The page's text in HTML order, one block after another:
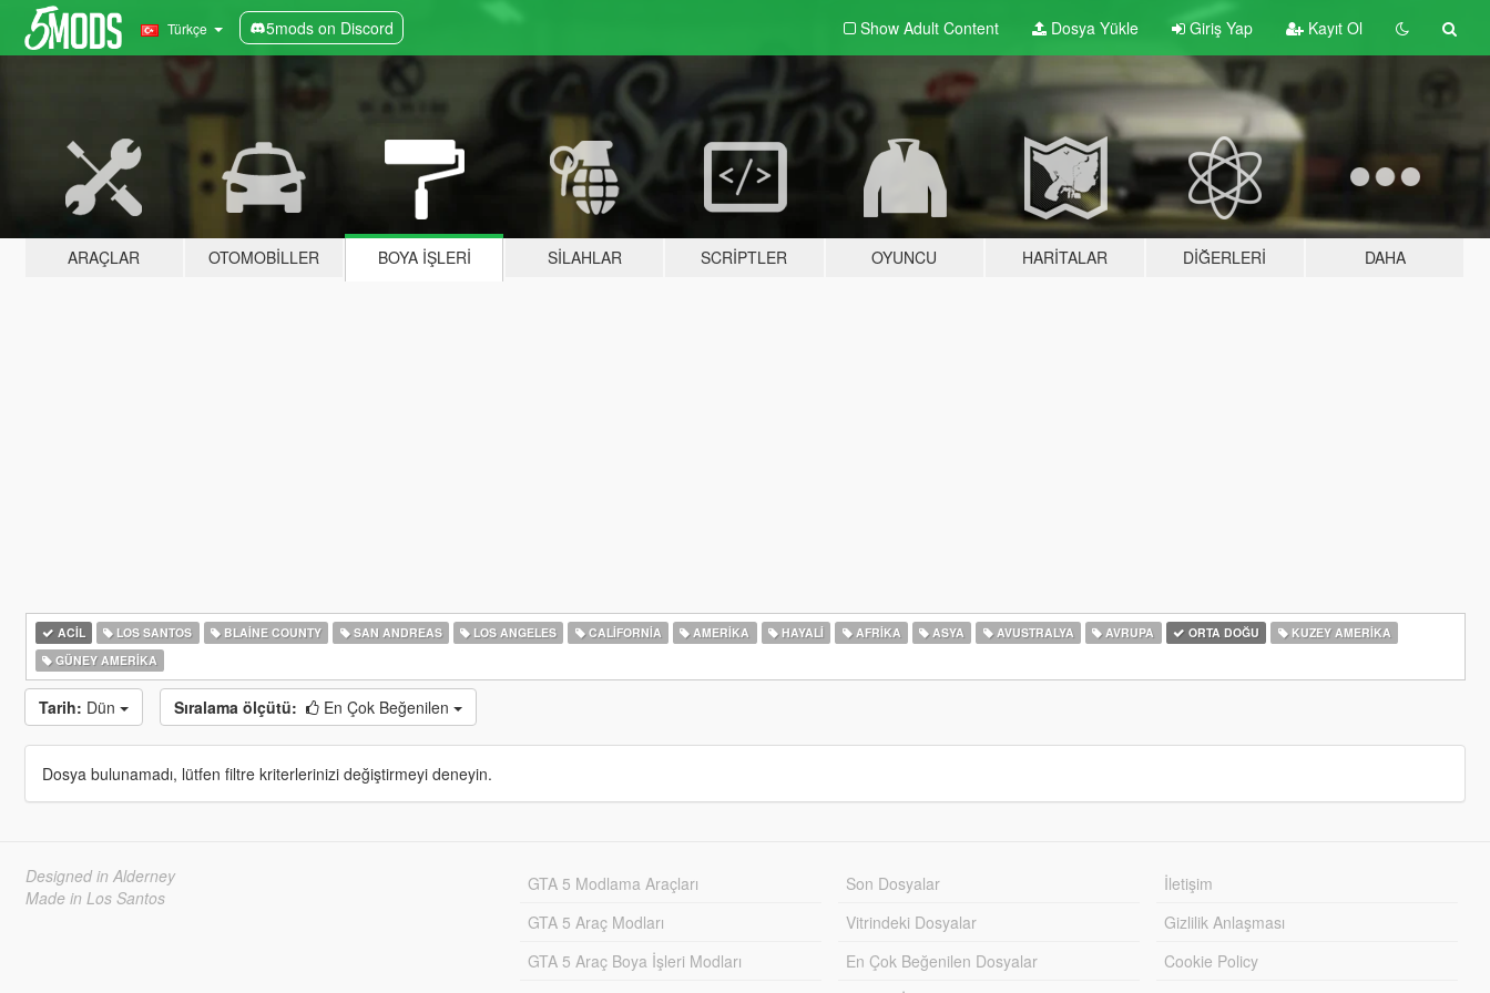
Türkçe 5mods on Discord Show Adult Content Dosya Yükle Giriş Yap Kayıt Ol
ARAÇLAR OTOMOBILLER BOYA İŞLERI SILAHLAR SCRIPTLER OYUNCU HARITALAR DIĞERLERI DAHA
ACIL LOS SANTOS BLAINE COUNTY SAN ANDREAS LOS ANGELES CALIFORNIA AMERIKA HAYALI AFRIKA ASYA AVUSTRALYA AVRUPA ORTA DOĞU
KUZEY AMERIKA
GÜNEY AMERIKA
Tarih: Dün Sıralama ölçütü: En Çok Beğenilen
Dosya bulunamadı, lütfen filtre kriterlerinizi değiştirmeyi deneyin.
Designed in Alderney
Made in Los Santos
GTA 5 Modlama Araçları
GTA 5 Araç Modları
GTA 5 Araç Boya İşleri Modları
Son Dosyalar
Vitrindeki Dosyalar
En Çok Beğenilen Dosyalar
İletişim
Gizlilik Anlaşması
Cookie Policy